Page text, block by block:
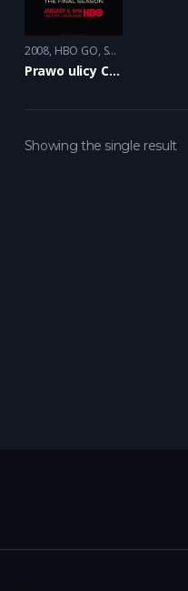
2008 HBO GO, Serial Dramat
Prawo ulicy Cały Serial
Showing the single result